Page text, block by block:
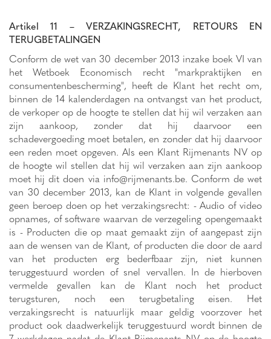
Artikel 11 – VERZAKINGSRECHT, RETOURS EN
TERUGBETALINGEN
Conform de wet van 30 december 2013 inzake boek VI van
het Wetboek Economisch recht "markpraktijken en
consumentenbescherming", heeft de Klant het recht om,
binnen de 14 kalenderdagen na ontvangst van het product,
de verkoper op de hoogte te stellen dat hij wil verzaken aan
zijn aankoop, zonder dat hij daarvoor een
schadevergoeding moet betalen, en zonder dat hij daarvoor
een reden moet opgeven. Als een Klant Rijmenants NV op
de hoogte wil stellen dat hij wil verzaken aan zijn aankoop
moet hij dit doen via info@rijmenants.be. Conform de wet
van 30 december 2013, kan de Klant in volgende gevallen
geen beroep doen op het verzakingsrecht: - Audio of video
opnames, of software waarvan de verzegeling opengemaakt
is - Producten die op maat gemaakt zijn of aangepast zijn
aan de wensen van de Klant, of producten die door de aard
van het producten erg bederfbaar zijn, niet kunnen
teruggestuurd worden of snel vervallen. In de hierboven
vermelde gevallen kan de Klant noch het product
terugsturen, noch een terugbetaling eisen. Het
verzakingsrecht is natuurlijk maar geldig voorzover het
product ook daadwerkelijk teruggestuurd wordt binnen de